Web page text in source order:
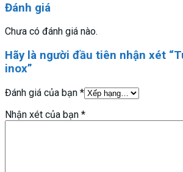
Đánh giá
Chưa có đánh giá nào.
Hãy là người đầu tiên nhận xét
inox”
Đánh giá của bạn *
Nhận xét của bạn *